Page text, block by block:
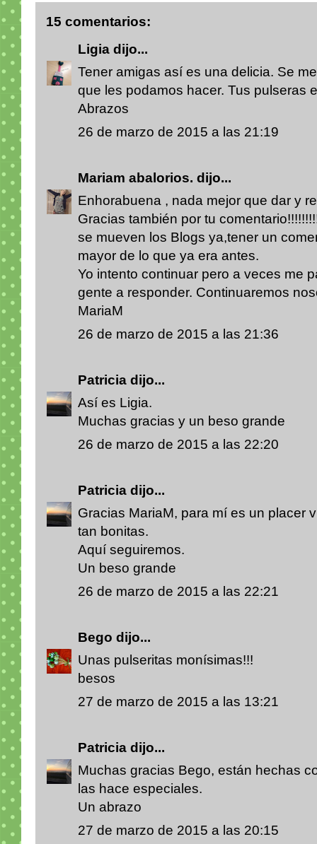
15 comentarios:
Ligia dijo...
Tener amigas así es una delicia. Se
que les podamos hacer. Tus pulseras
Abrazos
26 de marzo de 2015 a las 21:19
Mariam abalorios. dijo...
Enhorabuena , nada mejor que dar y
Gracias también por tu
se mueven los Blogs ya,tener un
mayor de lo que ya era antes.
Yo intento continuar pero a veces me
gente a responder. Continuaremos
MariaM
26 de marzo de 2015 a las 21:36
Patricia dijo...
Así es Ligia.
Muchas gracias y un beso grande
26 de marzo de 2015 a las 22:20
Patricia dijo...
Gracias MariaM, para mí es un placer
tan bonitas.
Aquí seguiremos.
Un beso grande
26 de marzo de 2015 a las 22:21
Bego dijo...
Unas pulseritas monísimas!!!
besos
27 de marzo de 2015 a las 13:21
Patricia dijo...
Muchas gracias Bego, están hechas
las hace especiales.
Un abrazo
27 de marzo de 2015 a las 20:15